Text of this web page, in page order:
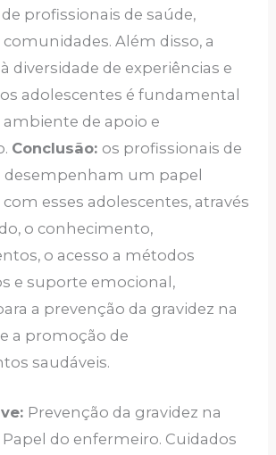
profissionais de saúde,
Além disso, a
diversidade de experiências e
adolescentes é fundamental
de apoio e
Conclusão: os profissionais de
um papel
esses adolescentes, através
o conhecimento,
o acesso a métodos
e suporte emocional,
a prevenção da gravidez na
a promoção de
saudáveis.
Prevenção da gravidez na
Papel do enfermeiro. Cuidados